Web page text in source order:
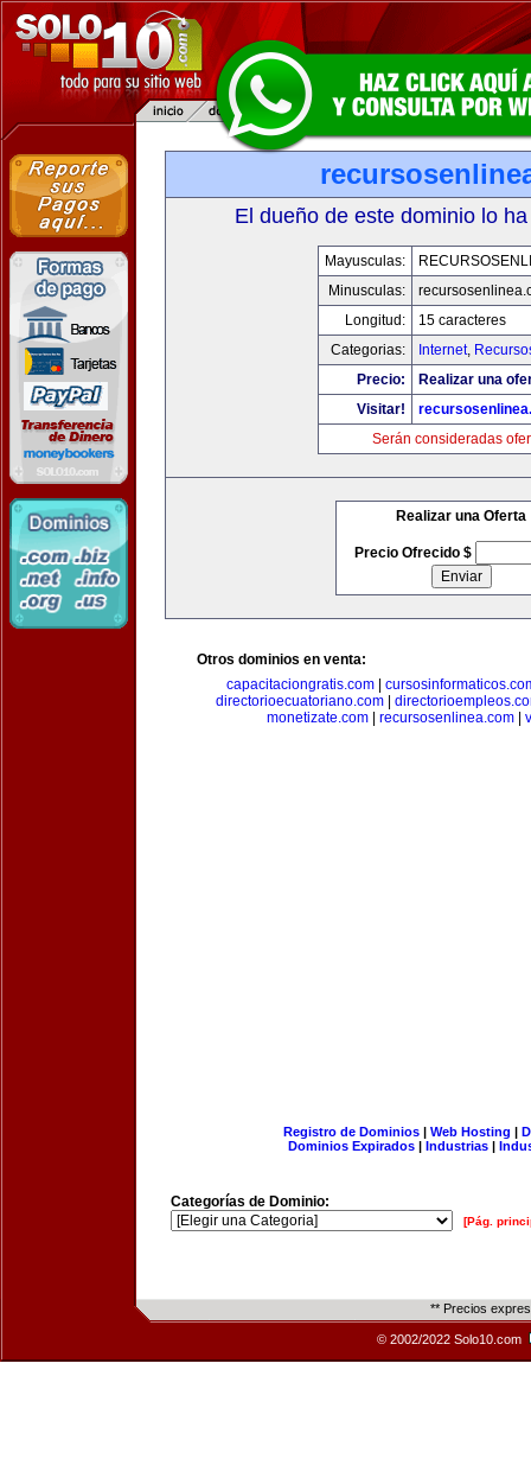
El dueño de este dominio lo
Mayusculas:
Minusculas:
Longitud:
15 caracteres
Categorias:
Internet,
Precio:
Realizar una
Visitar!
Serán consideradas
Realizar una Oferta
Precio Ofrecido $
Otros dominios en venta:
capacitaciongratis.com|
directorioecuatoriano.com
monetizate.com
recursosenlinea.com
Registro de Dominios| Web Hosting |
Dominios Expirados | Industrias |
Categorías de Dominio:
[Pág.
** Precios
© 2002/2022 Solo10.com